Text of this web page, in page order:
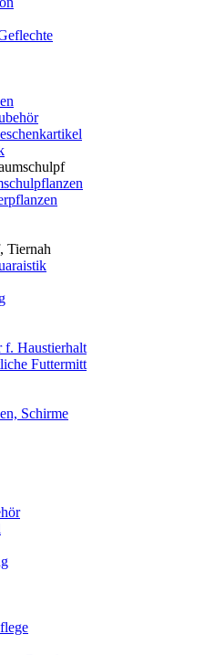
Tiernah
f. Haustierhalt
Futtermitt
Schirme